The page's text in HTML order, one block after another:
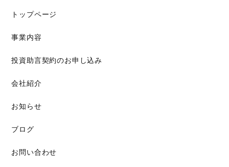
トップページ
事業内容
投資助言契約のお申し込み
会社紹介
お知らせ
ブログ
お問い合わせ